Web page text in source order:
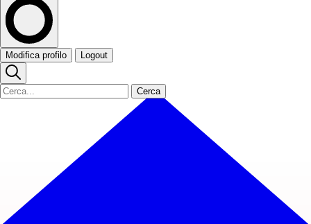
Modifica profilo Logout
Cerca